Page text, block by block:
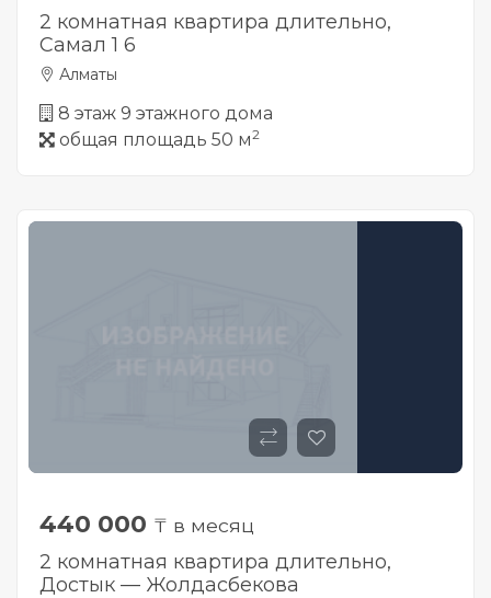
2 комнатная квартира длительно,
Самал 1 6
Алматы
8 этаж 9 этажного дома
общая площадь 50 м2
440 000 ₸ в месяц
2 комнатная квартира длительно,
Достык — Жолдасбекова